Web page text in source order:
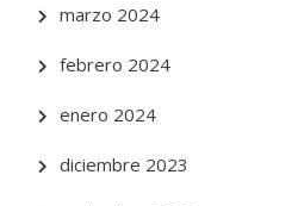
marzo 2024
febrero 2024
enero 2024
diciembre 2023